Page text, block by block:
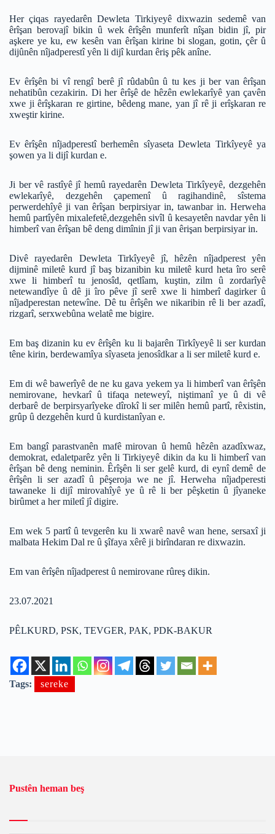
Her çiqas rayedarên Dewleta Tirkiyeyê dixwazin sedemê van
êrîşan berovajî bikin û wek êrîşên munferît nîşan bidin jî, pir
aşkere ye ku, ew kesên van êrîşan kirine bi slogan, gotin, çêr û
dijûnên nîjadperestî yên li dijî kurdan êriş pêk anîne.
Ev êrîşên bi vî rengî berê jî rûdabûn û tu kes ji ber van êrîşan
nehatibûn cezakirin. Di her êrîşê de hêzên ewlekarîyê yan çavên
xwe ji êrîşkaran re girtine, bêdeng mane, yan jî rê ji erîşkaran re
xweştir kirine.
Ev êrîşên nîjadperestî berhemên sîyaseta Dewleta Tirkîyeyê ya
şowen ya li dijî kurdan e.
Ji ber vê rastîyê jî hemû rayedarên Dewleta Tirkîyeyê, dezgehên
ewlekarîyê, dezgehên çapemenî û ragihandinê, sîstema
perwerdehîyê ji van êrîşan berpirsiyar in, tawanbar in. Herweha
hemû partîyên mixalefetê,dezgehên sivîl û kesayetên navdar yên li
himberî van êrîşan bê deng dimînin jî ji van êrişan berpirsiyar in.
Divê rayedarên Dewleta Tirkîyeyê jî, hêzên nîjadperest yên
dijminê miletê kurd jî baş bizanibin ku miletê kurd heta îro serê
xwe li himberî tu jenosîd, qetlîam, kuştin, zilm û zordarîyê
netewandîye û dê ji îro pêve jî serê xwe li himberî dagirker û
nîjadperestan netewîne. Dê tu êrîşên we nikaribin rê li ber azadî,
rizgarî, serxwebûna welatê me bigire.
Em baş dizanin ku ev êrîşên ku li bajarên Tirkîyeyê li ser kurdan
têne kirin, berdewamîya sîyaseta jenosîdkar a li ser miletê kurd e.
Em di wê bawerîyê de ne ku gava yekem ya li himberî van êrîşên
nemirovane, hevkarî û tifaqa neteweyî, niştimanî ye û di vê
derbarê de berpirsyarîyeke dîrokî li ser milên hemû partî, rêxistin,
grûp û dezgehên kurd û kurdistanîyan e.
Em bangî parastvanên mafê mirovan û hemû hêzên azadîxwaz,
demokrat, edaletparêz yên li Tirkiyeyê dikin da ku li himberî van
êrîşan bê deng neminin. Êrîşên li ser gelê kurd, di eynî demê de
êrîşên li ser azadî û pêşeroja we ne jî. Herweha nîjadperesti
tawaneke li dijî mirovahîyê ye û rê li ber pêşketin û jîyaneke
birûmet a her miletî jî digire.
Em wek 5 partî û tevgerên ku li xwarê navê wan hene, sersaxî ji
malbata Hekim Dal re û şîfaya xêrê ji birîndaran re dixwazin.
Em van êrîşên nîjadperest û nemirovane rûreş dikin.
23.07.2021
PÊLKURD, PSK, TEVGER, PAK, PDK-BAKUR
Tags: sereke
Pustên heman beş